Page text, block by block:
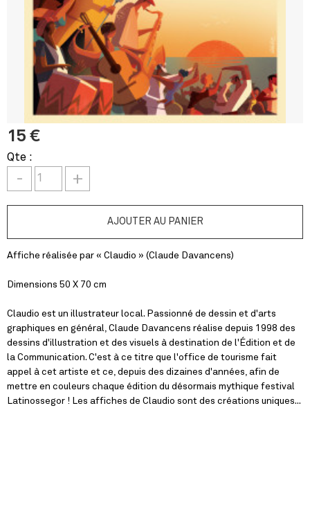
15 €
Qte :
- +
Affiche réalisée par « Claudio » (Claude Davancens)
Dimensions 50 X 70 cm
Claudio est un illustrateur local. Passionné de dessin et d'arts
graphiques en général, Claude Davancens réalise depuis 1998 des
dessins d'illustration et des visuels à destination de l'Édition et de
la Communication. C'est à ce titre que l'office de tourisme fait
appel à cet artiste et ce, depuis des dizaines d'années, afin de
mettre en couleurs chaque édition du désormais mythique festival
Latinossegor ! Les affiches de Claudio sont des créations uniques...